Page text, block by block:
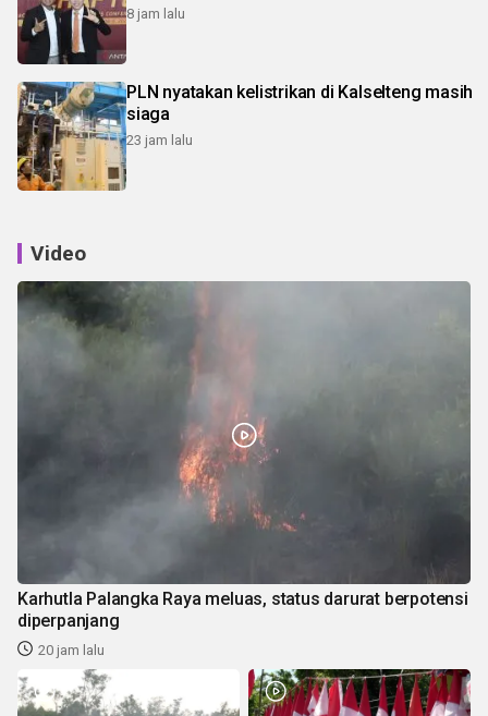
8 jam lalu
PLN nyatakan kelistrikan di Kalselteng masih
siaga
23 jam lalu
Video
Karhutla Palangka Raya meluas, status darurat berpotensi
diperpanjang
20 jam lalu